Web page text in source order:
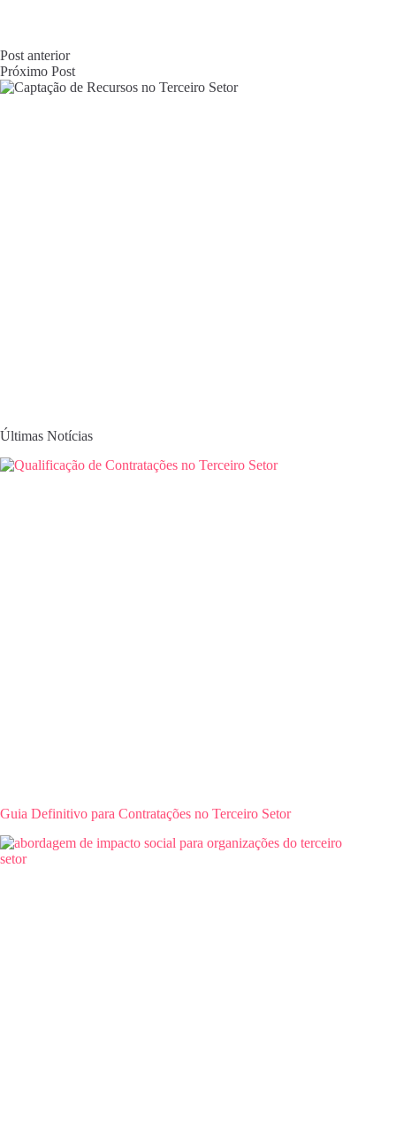
Post anterior
Próximo Post
Últimas Notícias
Guia Definitivo para Contratações no Terceiro Setor